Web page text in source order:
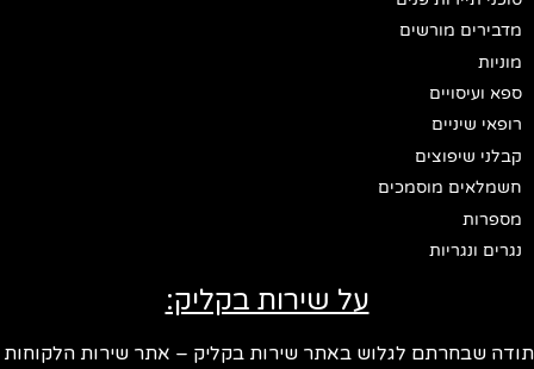
מדבירים מורשים
מוניות
ספא ועיסויים
רופאי שיניים
קבלני שיפוצים
חשמלאים מוסמכים
מספרות
נגרים ונגריות
על שירות בקליק:
תודה שבחרתם לגלוש באתר שירות בקליק – אתר שירות הלקוחות